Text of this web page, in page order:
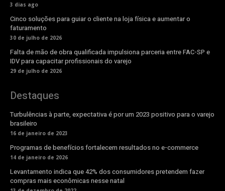
3 dias ago
Cinco soluções para guiar o cliente na loja física e aumentar o
faturamento
30 de julho de 2026
Falta de mão de obra qualificada impulsiona parceria entre FAC-SP e
IDV para capacitar profissionais do varejo
29 de julho de 2026
Destaques
Turbulências à parte, expectativa é por um 2023 positivo para o varejo
brasileiro
16 de janeiro de 2023
Programas de benefícios fortalecem resultados no e-commerce
14 de janeiro de 2026
Levantamento indica que 42% dos consumidores pretendem fazer
compras mais econômicas nesse natal